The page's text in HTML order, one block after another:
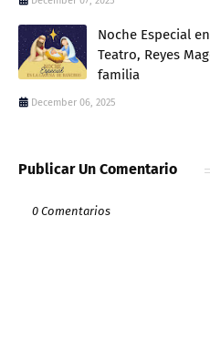
Noche Especial
Teatro, Reyes
familia
December 06, 2025
Publicar Un Comentario
0 Comentarios